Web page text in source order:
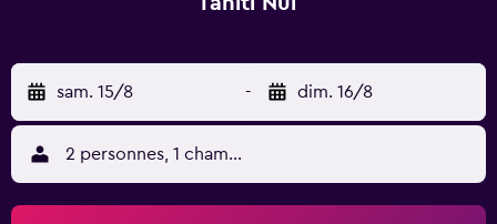
repasser et des rideaux occultants. Un service de ménage
est fourni tous les jours. Une piscine extérieure et un bain
à remous se trouvent sur place. Les infrastructures de
loisir comprennent également un hammam et un centre
de fitness. Les activités de loisir répertoriées ci-dessous
sont accessibles directement sur place ou à proximité.
sam. 15/8 - dim. 16/8
2 personnes, 1 chambre